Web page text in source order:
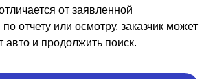
от заявленной
отчету или осмотру, заказчик может
авто и продолжить поиск.